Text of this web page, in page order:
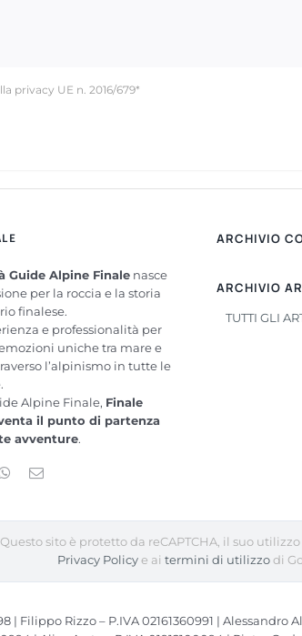
privacy UE n. 2016/679*
Guide Alpine Finalenasce
per la roccia e la storia
finalese.
e professionalità per
uniche tra mare e
l’alpinismo in tutte le
Alpine Finale, Finale
il punto di partenza
avventure.
ARCHIVIO
ARCHIVIO
TUTTI GLI
Questo sito è protetto da reCAPTCHA, il suo
Privacy Policye ai termini di utilizzodi
| Filippo Rizzo – P.IVA 02161360991 | Alessandro